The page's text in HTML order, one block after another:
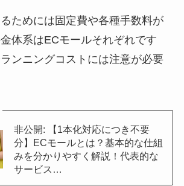
ためには固定費や各種手数料が
体系はECモールそれぞれです
ンニングコストには注意が必要
非公開: 【1本化対応につき不要
分】ECモールとは？基本的な仕組
みを分かりやすく解説！代表的な
サービス…